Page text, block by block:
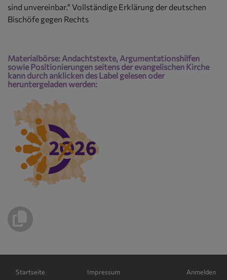
sind unvereinbar." Vollständige Erklärung der deutschen
Bischöfe gegen Rechts
Materialbörse: Andachtstexte, Argumentationshilfen
sowie Positionierungen seitens der evangelischen Kirche
kann durch anklicken des Label gelesen oder
heruntergeladen werden:
Hauptnavigation
Startseite Fußbereichsmenü
Impressum Anmelden